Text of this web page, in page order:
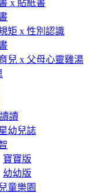
x 貼紙書
矩 x 性別認識
兒 x 父母心靈雞湯
讀
幼兒誌
寶寶版
幼幼版
童樂園